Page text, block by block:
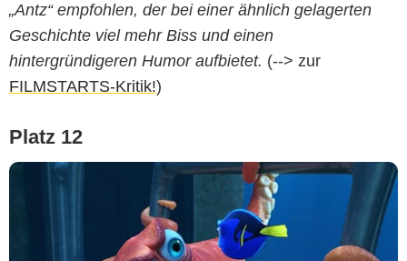
„Antz“ empfohlen, der bei einer ähnlich gelagerten
Geschichte viel mehr Biss und einen
hintergründigeren Humor aufbietet. (--> zur
FILMSTARTS-Kritik!)
Platz 12